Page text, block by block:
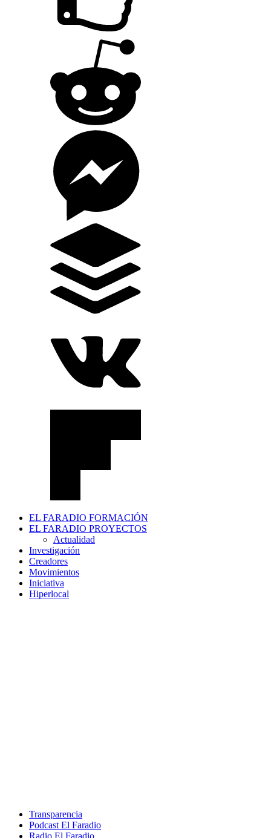
EL FARADIO FORMACIÓN
EL FARADIO PROYECTOS
Actualidad
Investigación
Creadores
Movimientos
Iniciativa
Hiperlocal
Transparencia
Podcast El Faradio
Radio El Faradio